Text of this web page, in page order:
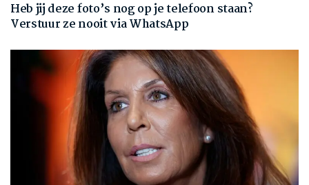
Heb jij deze foto’s nog op je telefoon staan?
Verstuur ze nooit via WhatsApp